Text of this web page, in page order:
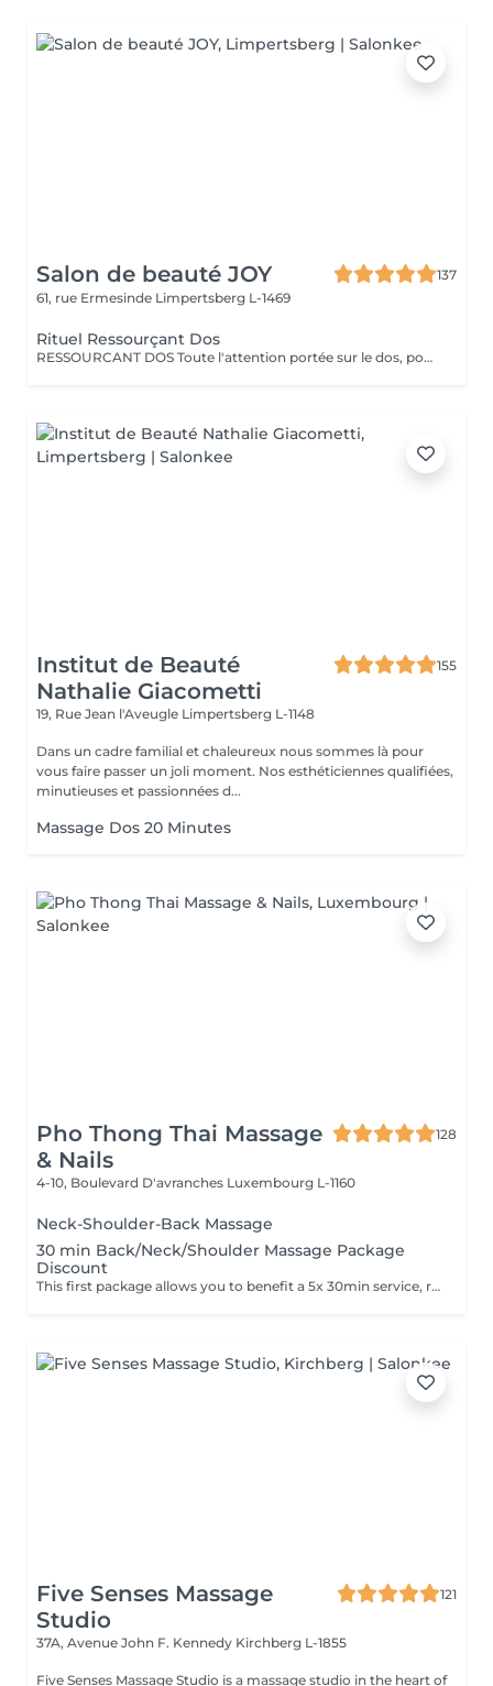
Salon de beauté JOY
137
61, rue Ermesinde Limpertsberg L-1469
Rituel Ressourçant Dos
RESSOURCANT DOS Toute l'attention portée sur le dos, pour soulager les tensions, gommer, hydrater et retrouver de la vitalité. Le rituel ressourçant dos est un rituel complet permettant un lâcher prise total, offrant un voyage olfactif pétillant grâce à la collection parfumée escale à Cuba. Procurant une sensation profonde de délassement musculaire, ce rituel complet apporte à la peau hydratation intense grâce à l'association du gommage au sucre et à la qualité de l'enveloppement professionnel ciblant toutes les zones de tensions. Le tout pratiqué à un rythme doux et enveloppant pour une détente complète.
Institut de Beauté
Nathalie Giacometti
155
19, Rue Jean l'Aveugle Limpertsberg L-1148
Dans un cadre familial et chaleureux nous sommes là pour
vous faire passer un joli moment. Nos esthéticiennes qualifiées,
minutieuses et passionnées d...
Massage Dos 20 Minutes
Pho Thong Thai Massage
& Nails
128
4-10, Boulevard D'avranches Luxembourg L-1160
Neck-Shoulder-Back Massage
30 min Back/Neck/Shoulder Massage Package
Discount
This first package allows you to benefit a 5x 30min service, reduced price 225€ instead of 250€, to be used in 3 months after purchase. This second package allows you to benefit a 10x 30min service, reduced price 450€ instead of 500€, to be used in 6 months after purchase.
Five Senses Massage
Studio
121
37A, Avenue John F. Kennedy Kirchberg L-1855
Five Senses Massage Studio is a massage studio in the heart of